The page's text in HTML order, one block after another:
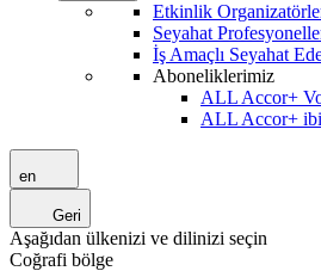
Etkinlik
Seyahat
İş Amaçlı Seyahat
Aboneliklerimiz
ALL Accor+
ALL Accor+
en
Geri
Aşağıdan ülkenizi ve dilinizi seçin
Coğrafi bölge